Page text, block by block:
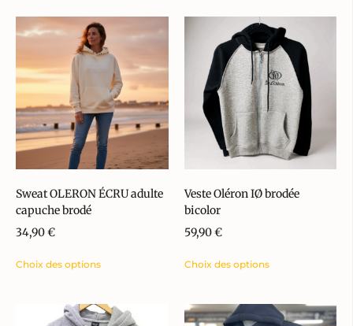
Sweat OLERON ÉCRU adulte
capuche brodé
34,90€
Choix des options
Veste Oléron IØ brodée
bicolor
59,90€
Choix des options